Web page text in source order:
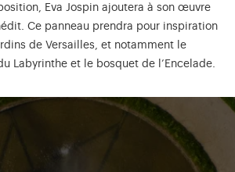
Eva Jospin ajoutera à son œuvre
Ce panneau prendra pour inspiration
de Versailles, et notamment le
Labyrinthe et le bosquet de l’Encelade.